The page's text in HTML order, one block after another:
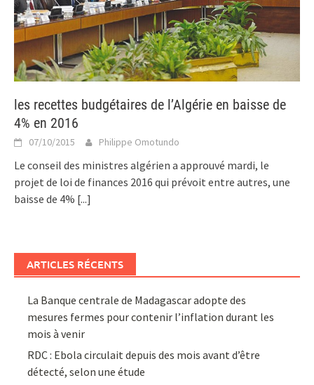
les recettes budgétaires de l’Algérie en baisse de
4% en 2016
07/10/2015 Philippe Omotundo
Le conseil des ministres algérien a approuvé mardi, le
projet de loi de finances 2016 qui prévoit entre autres, une
baisse de 4% [...]
ARTICLES RÉCENTS
La Banque centrale de Madagascar adopte des
mesures fermes pour contenir l’inflation durant les
mois à venir
RDC : Ebola circulait depuis des mois avant d’être
détecté, selon une étude